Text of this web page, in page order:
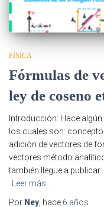
FÍSICA
Fórmulas de
ley de coseno
Introducción: Hace
los cuales son:
adición de vectores de
vectores método
también llegue a
Leer más…
Por Ney , hace 6 años